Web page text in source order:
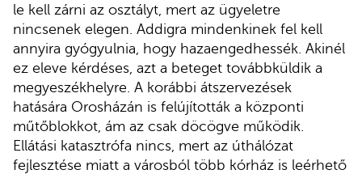
le kell zárni az osztályt, mert az ügyeletre
nincsenek elegen. Addigra mindenkinek fel kell
annyira gyógyulnia, hogy hazaengedhessék. Akinél
ez eleve kérdéses, azt a beteget továbbküldik a
megyeszékhelyre. A korábbi átszervezések
hatására Orosházán is felújították a központi
műtőblokkot, ám az csak döcögve működik.
Ellátási katasztrófa nincs, mert az úthálózat
fejlesztése miatt a városból több kórház is leérhető